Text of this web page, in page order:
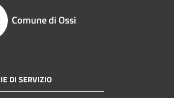
Comune di Ossi
DI SERVIZIO